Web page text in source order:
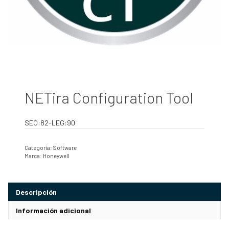
NETira Configuration Tool
SEO:82-LEG:90
Categoría: Software
Marca: Honeywell
Descripción
Información adicional